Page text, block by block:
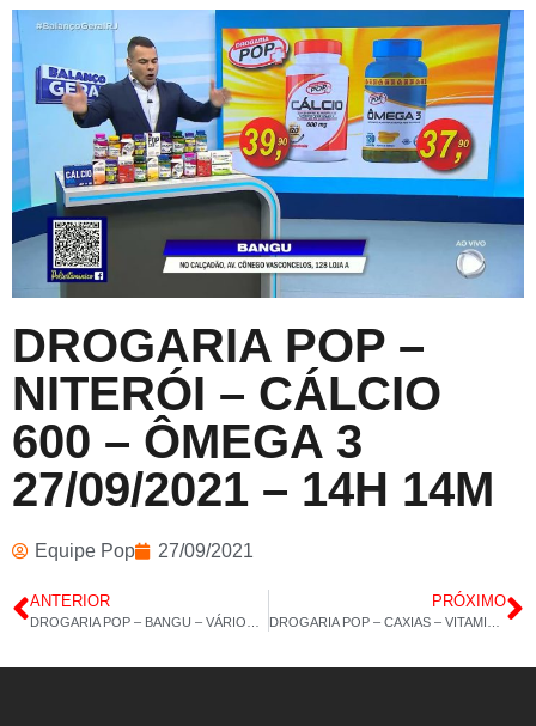
DROGARIA POP –
NITERÓI – CÁLCIO
600 – ÔMEGA 3
27/09/2021 – 14H 14M
Equipe Pop 27/09/2021
ANTERIOR PRÓXIMO